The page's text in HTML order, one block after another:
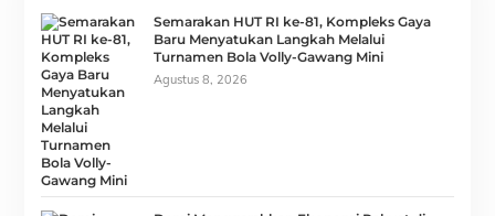
Semarakan HUT RI ke-81, Kompleks Gaya
Baru Menyatukan Langkah Melalui
Turnamen Bola Volly-Gawang Mini
Agustus 8, 2026